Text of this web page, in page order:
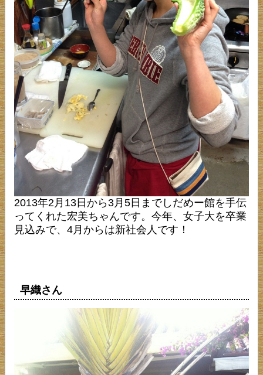
2013年2月13日から3月5日までしだめー館を手伝
ってくれた宏美ちゃんです。今年、女子大を卒業
見込みで、4月からは新社会人です！
早織さん